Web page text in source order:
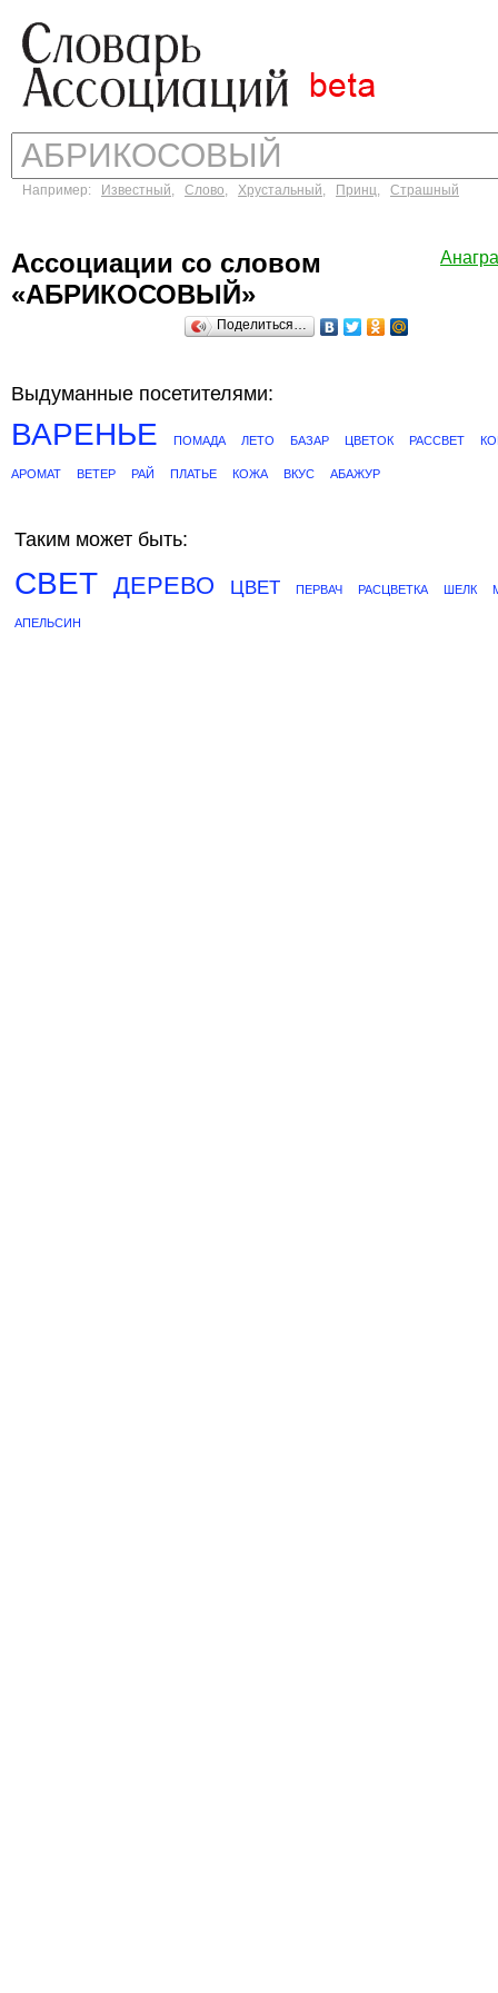
Например: Известный, Слово, Хрустальный, Принц, Страшный
Ассоциации со словом
«АБРИКОСОВЫЙ»
Поделиться…
Выдуманные посетителями:
ВАРЕНЬЕ ПОМАДА ЛЕТО БАЗАР ЦВЕТОК РАССВЕТ
АРОМАТ ВЕТЕР РАЙ ПЛАТЬЕ КОЖА ВКУС АБАЖУР
Таким может быть:
СВЕТ ДЕРЕВО ЦВЕТ ПЕРВАЧ РАСЦВЕТКА ШЕЛК
АПЕЛЬСИН